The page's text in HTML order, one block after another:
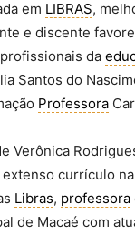
em LIBRAS,
e discente
da
Santos do
Professora
Verônica
currículo na
Libras, professora
de Macaé com